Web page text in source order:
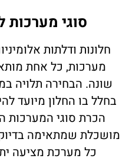
סוגי מערכות
חלונות ודלתות
מערכות, כל אחת
שונה. הבחירה תלויה
בחלל בו החלון מיועד
הכרת סוגי
מושכלת שמתאימה
כל מערכת מציעה